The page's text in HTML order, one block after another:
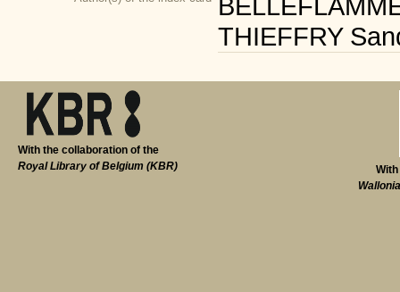
THIEFFRY
With the collaboration of the
Royal Library of Belgium (KBR)